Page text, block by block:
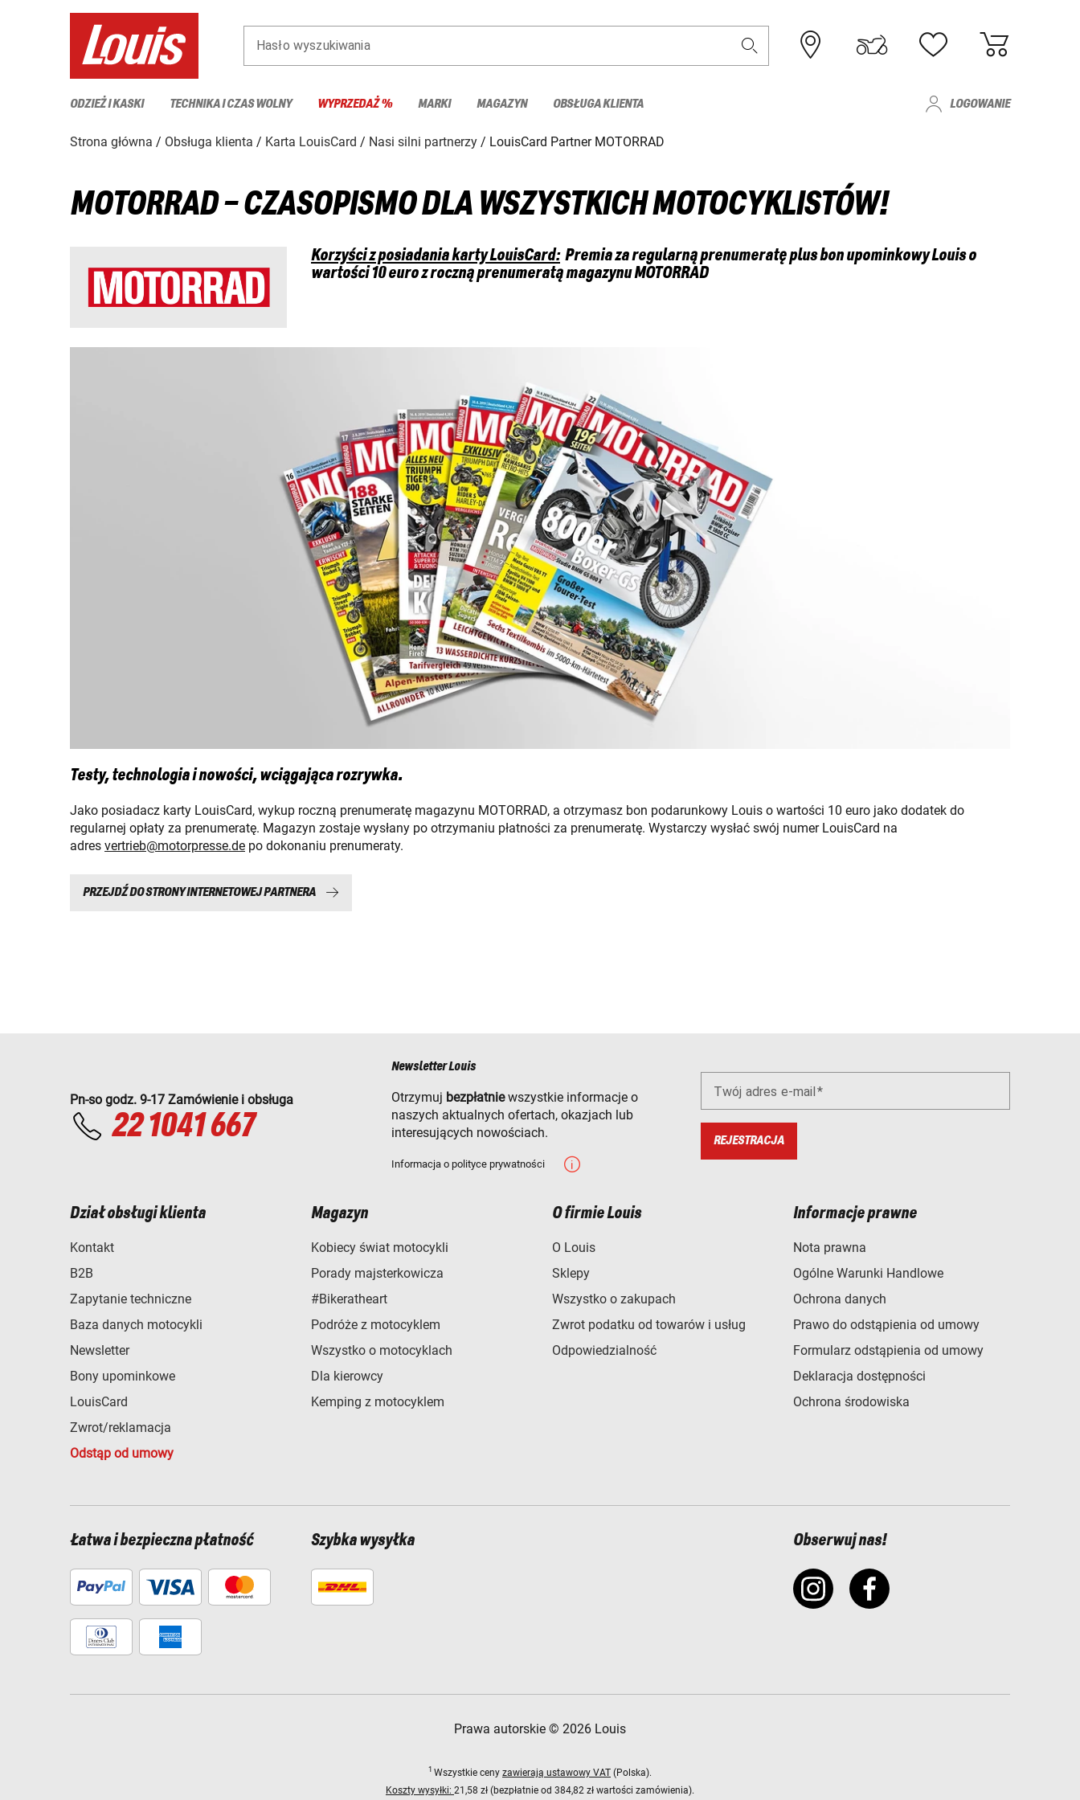
Hasło wyszukiwania
ODZIEŻ I KASKI TECHNIKA I CZAS WOLNY WYPRZEDAŻ % MARKI MAGAZYN OBSŁUGA KLIENTA LOGOWANIE
Strona główna Obsługa klienta Karta LouisCard Nasi silni partnerzy LouisCard Partner MOTORRAD
MOTORRAD – CZASOPISMO DLA WSZYSTKICH MOTOCYKLISTÓW!
Korzyści z posiadania karty LouisCard:Premia za regularną prenumeratę plus bon upominkowy Louis o
wartości 10 euro z roczną prenumeratą magazynu MOTORRAD
Testy, technologia i nowości, wciągająca rozrywka.
Jako posiadacz karty LouisCard, wykup roczną prenumeratę magazynu MOTORRAD, a otrzymasz bon podarunkowy Louis o wartości 10 euro jako dodatek do
regularnej opłaty za prenumeratę. Magazyn zostaje wysłany po otrzymaniu płatności za prenumeratę. Wystarczy wysłać swój numer LouisCard na
adres vertrieb@motorpresse.de po dokonaniu prenumeraty.
PRZEJDŹ DO STRONY INTERNETOWEJ PARTNERA
Pn-so godz. 9-17 Zamówienie i obsługa
22 1041 667
Newsletter Louis
Otrzymuj bezpłatniewszystkie informacje o
naszych aktualnych ofertach, okazjach lub
interesujących nowościach.
Informacja o polityce prywatności
Twój adres e-mail
REJESTRACJA
Dział obsługi klienta
Kontakt
B2B
Zapytanie techniczne
Baza danych motocykli
Newsletter
Bony upominkowe
LouisCard
Zwrot/reklamacja
Odstąp od umowy
Magazyn
Kobiecy świat motocykli
Porady majsterkowicza
#Bikeratheart
Podróże z motocyklem
Wszystko o motocyklach
Dla kierowcy
Kemping z motocyklem
O firmie Louis
O Louis
Sklepy
Wszystko o zakupach
Zwrot podatku od towarów i usług
Odpowiedzialność
Informacje prawne
Nota prawna
Ogólne Warunki Handlowe
Ochrona danych
Prawo do odstąpienia od umowy
Formularz odstąpienia od umowy
Deklaracja dostępności
Ochrona środowiska
Łatwa i bezpieczna płatność Szybka wysyłka Obserwuj nas!
Prawa autorskie © 2026 Louis
1 Wszystkie ceny zawierają ustawowy VAT (Polska).
Koszty wysyłki: 21,58 zł (bezpłatnie od 384,82 zł wartości zamówienia).